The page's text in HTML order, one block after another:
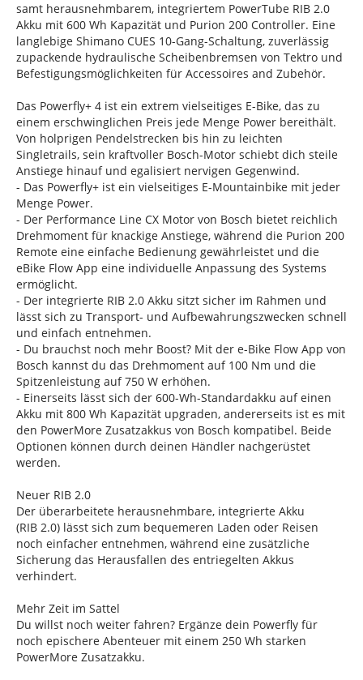
samt herausnehmbarem, integriertem PowerTube RIB 2.0
Akku mit 600 Wh Kapazität und Purion 200 Controller. Eine
langlebige Shimano CUES 10-Gang-Schaltung, zuverlässig
zupackende hydraulische Scheibenbremsen von Tektro und
Befestigungsmöglichkeiten für Accessoires and Zubehör.
Das Powerfly+ 4 ist ein extrem vielseitiges E-Bike, das zu
einem erschwinglichen Preis jede Menge Power bereithält.
Von holprigen Pendelstrecken bis hin zu leichten
Singletrails, sein kraftvoller Bosch-Motor schiebt dich steile
Anstiege hinauf und egalisiert nervigen Gegenwind.
- Das Powerfly+ ist ein vielseitiges E-Mountainbike mit jeder
Menge Power.
- Der Performance Line CX Motor von Bosch bietet reichlich
Drehmoment für knackige Anstiege, während die Purion 200
Remote eine einfache Bedienung gewährleistet und die
eBike Flow App eine individuelle Anpassung des Systems
ermöglicht.
- Der integrierte RIB 2.0 Akku sitzt sicher im Rahmen und
lässt sich zu Transport- und Aufbewahrungszwecken schnell
und einfach entnehmen.
- Du brauchst noch mehr Boost? Mit der e-Bike Flow App von
Bosch kannst du das Drehmoment auf 100 Nm und die
Spitzenleistung auf 750 W erhöhen.
- Einerseits lässt sich der 600-Wh-Standardakku auf einen
Akku mit 800 Wh Kapazität upgraden, andererseits ist es mit
den PowerMore Zusatzakkus von Bosch kompatibel. Beide
Optionen können durch deinen Händler nachgerüstet
werden.
Neuer RIB 2.0
Der überarbeitete herausnehmbare, integrierte Akku
(RIB 2.0) lässt sich zum bequemeren Laden oder Reisen
noch einfacher entnehmen, während eine zusätzliche
Sicherung das Herausfallen des entriegelten Akkus
verhindert.
Mehr Zeit im Sattel
Du willst noch weiter fahren? Ergänze dein Powerfly für
noch epischere Abenteuer mit einem 250 Wh starken
PowerMore Zusatzakku.